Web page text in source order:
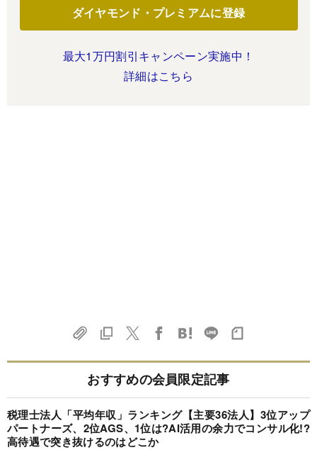
ダイヤモンド・プレミアムに登録
最大1万円割引キャンペーン実施中！
詳細はこちら
おすすめの会員限定記事
税理士法人「平均年収」ランキング【主要36法人】3位アップ
パートナーズ、2位AGS、1位は?AI活用の余力でコンサル化!?
高待遇で突き抜けるのはどこか